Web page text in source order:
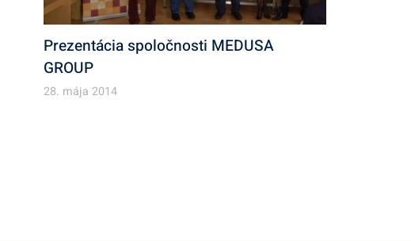
Prezentácia spoločnosti MEDUSA
GROUP
28. mája 2014